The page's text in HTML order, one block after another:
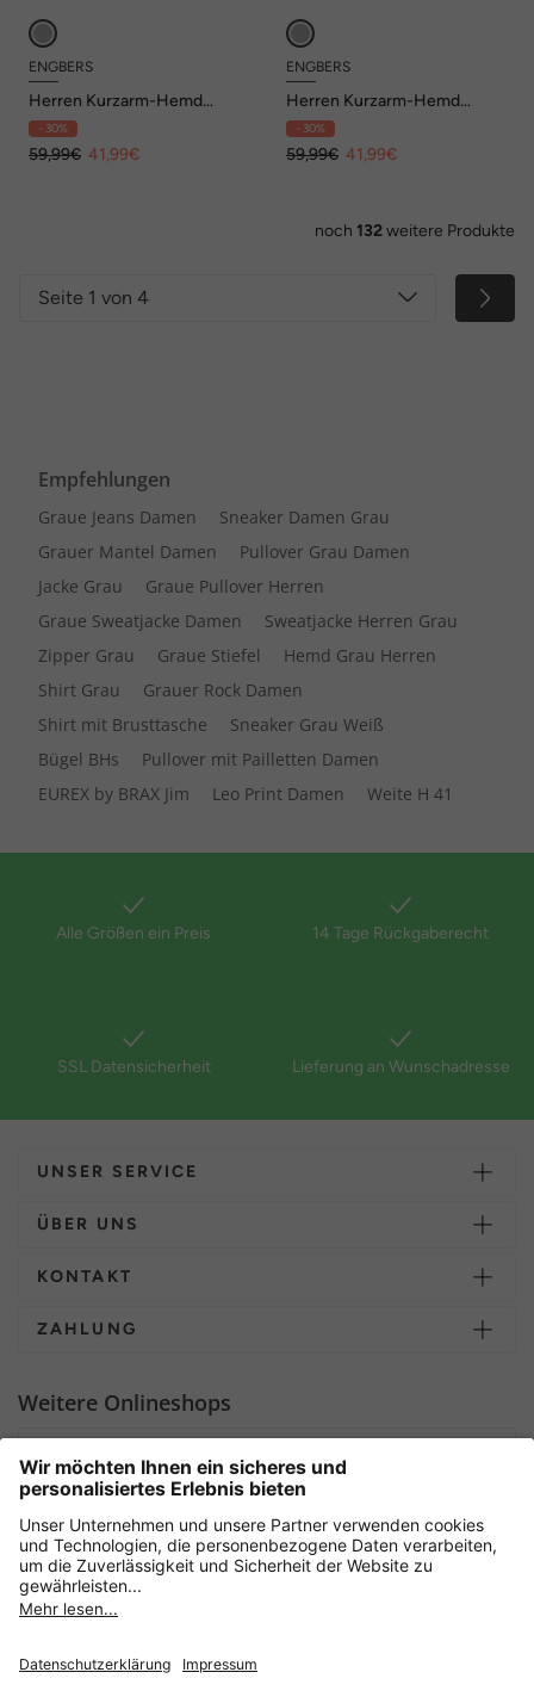
ENGBERS
Herren Kurzarm-Hemd
gemustert , Khaki
- 30%
59,99€ 41,99€
ENGBERS
Herren Kurzarm-Hemd
gestreift , Khaki
- 30%
59,99€ 41,99€
noch 132weitere Produkte
Seite 1 von 4
Empfehlungen
Graue Jeans Damen
Sneaker Damen Grau
Grauer Mantel Damen
Pullover Grau Damen
Jacke Grau
Graue Pullover Herren
Graue Sweatjacke Damen
Sweatjacke Herren Grau
Zipper Grau
Graue Stiefel
Hemd Grau Herren
Shirt Grau
Grauer Rock Damen
Shirt mit Brusttasche
Sneaker Grau Weiß
Bügel BHs
Pullover mit Pailletten Damen
EUREX by BRAX Jim
Leo Print Damen Weite H 41
Alle Größen ein Preis 14 Tage Rückgaberecht
SSL Datensicherheit Lieferung an Wunschadresse
UNSER SERVICE
ÜBER UNS
KONTAKT
ZAHLUNG
Weitere Onlineshops
Sicher einkaufen mit